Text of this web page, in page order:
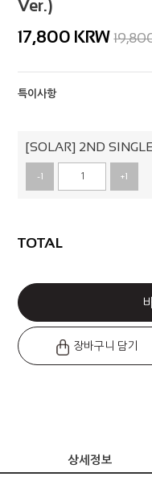
Ver.)
17,800 KRW
특이사항
[SOLAR] 2ND
+1
-1
TOTAL
장바구니 담기
상세정보